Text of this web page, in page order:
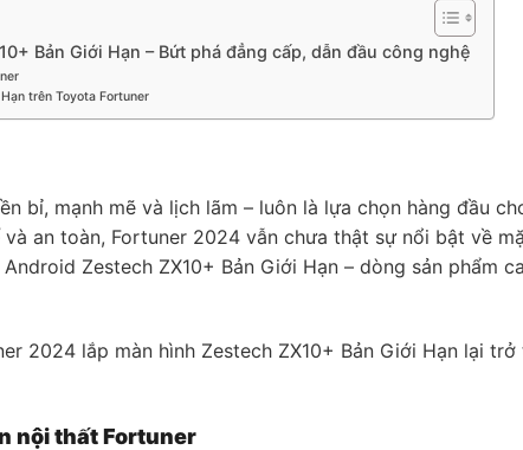
Bản Giới Hạn – Bứt phá đẳng cấp, dẫn đầu công nghệ
trên Toyota Fortuner
bỉ, mạnh mẽ và lịch lãm – luôn là lựa chọn hàng đầu
an toàn, Fortuner 2024 vẫn chưa thật sự nổi bật về
Zestech ZX10+ Bản Giới Hạn – dòng sản phẩm
2024 lắp màn hình Zestech ZX10+ Bản Giới Hạn lại
nội thất Fortuner